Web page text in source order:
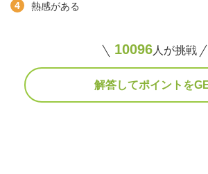
熱感がある
10096人が挑戦
解答してポイントを